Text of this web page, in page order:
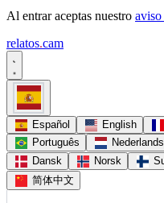
Al entrar aceptas nuestro aviso
relatos.cam
Español English
Português
Nederlands
Dansk
Norsk
简体中文